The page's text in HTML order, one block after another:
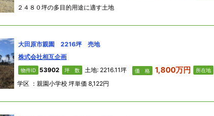
２４８０坪の多目的用途に適す土地
大田原市親園 2216坪 売地
株式会社相互企画
物件ID 53902 坪 数 土地: 2216.11坪 価 格 1,800万円 所在地
学区 ：親園小学校 坪単価 8,122円